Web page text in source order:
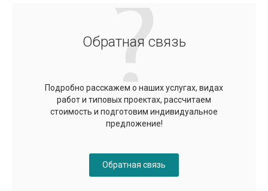
Обратная связь
Подробно расскажем о наших услугах, видах
работ и типовых проектах, рассчитаем
стоимость и подготовим индивидуальное
предложение!
Обратная связь